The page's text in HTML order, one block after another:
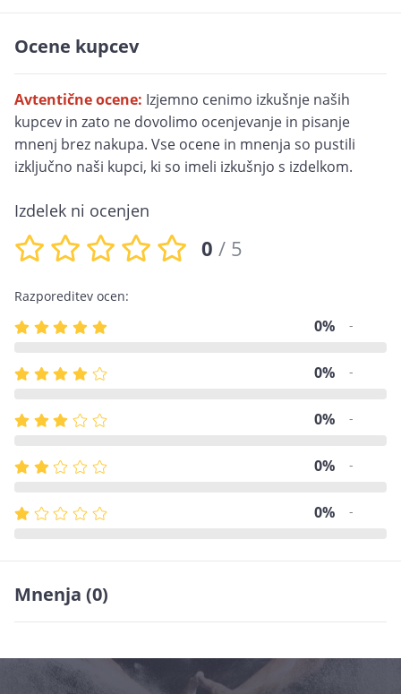
Ocene kupcev
Avtentične ocene: Izjemno cenimo izkušnje naših
kupcev in zato ne dovolimo ocenjevanje in pisanje
mnenj brez nakupa. Vse ocene in mnenja so pustili
izključno naši kupci, ki so imeli izkušnjo s izdelkom.
Izdelek ni ocenjen
0 / 5
Razporeditev ocen:
0% -
0% -
0% -
0% -
0% -
Mnenja (0)